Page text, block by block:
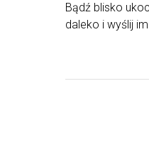
Bądź blisko
daleko i wyślij